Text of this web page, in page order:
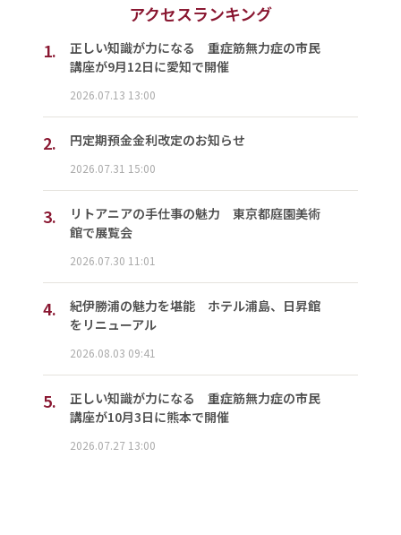
アクセスランキング
1.
正しい知識が力になる 重症筋無力症の市民
講座が9月12日に愛知で開催
2026.07.13 13:00
2. 円定期預金金利改定のお知らせ
2026.07.31 15:00
3.
リトアニアの手仕事の魅力 東京都庭園美術
館で展覧会
2026.07.30 11:01
4.
紀伊勝浦の魅力を堪能 ホテル浦島、日昇館
をリニューアル
2026.08.03 09:41
5.
正しい知識が力になる 重症筋無力症の市民
講座が10月3日に熊本で開催
2026.07.27 13:00